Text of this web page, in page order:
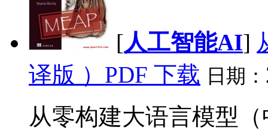
[人工智能AI]
译版 ）PDF 下载 日期：
从零构建大语言模型